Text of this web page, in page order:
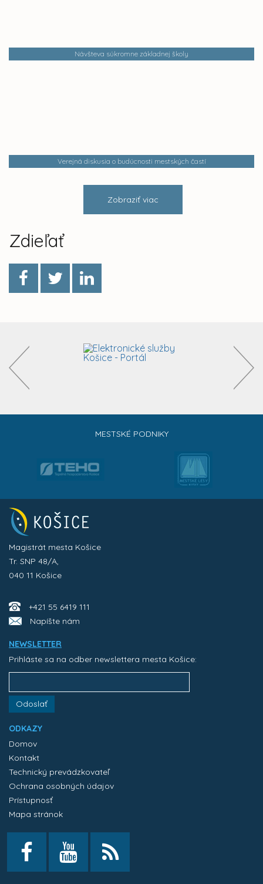
Návšteva súkromne základnej školy
Verejná diskusia o budúcnosti mestských častí
Zobraziť viac
Zdieľať
MESTSKÉ PODNIKY
Magistrát mesta Košice
Tr. SNP 48/A,
040 11 Košice
+421 55 6419 111
Napíšte nám
NEWSLETTER
Prihláste sa na odber newslettera mesta Košice:
Odoslať
ODKAZY
Domov
Kontakt
Technický prevádzkovateľ
Ochrana osobných údajov
Prístupnosť
Mapa stránok